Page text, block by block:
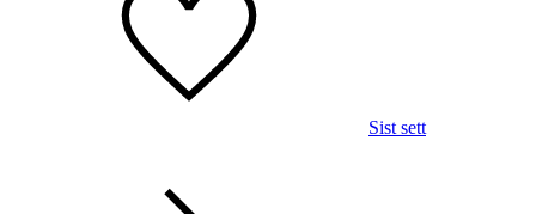
Sist sett